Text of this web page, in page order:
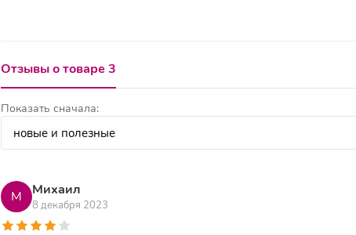
Отзывы о товаре 3
Показать сначала:
М Михаил
8 декабря 2023